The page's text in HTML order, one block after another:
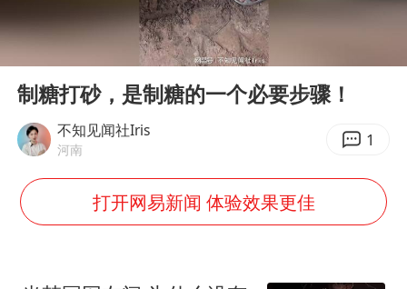
22岁女生独闯南太行失联12天
用AI造出新病毒意味着什么
上半年国内居民出游人次34.63亿
Play
00:00
制糖打砂，是制糖的一个必要步骤！
不知见闻社Iris
河南 1
打开网易新闻 体验效果更佳